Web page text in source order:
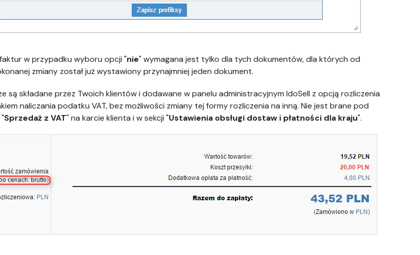
w przypadku wyboru opcji "nie" wymagana jest tylko dla tych dokumentów, dla których od
zmiany został już wystawiony przynajmniej jeden dokument.
są składane przez Twoich klientów i dodawane w panelu administracyjnym IdoSell z opcją rozliczenia
naliczania podatku VAT, bez możliwości zmiany tej formy rozliczenia na inną. Nie jest brane pod
Sprzedaż z VAT" na karcie klienta i w sekcji "Ustawienia obsługi dostaw i płatności dla kraju".